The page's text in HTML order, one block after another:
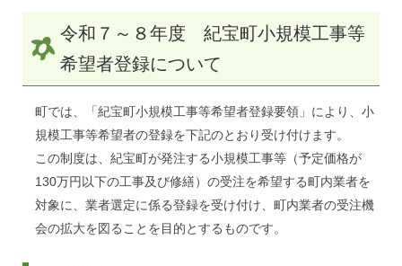
令和７～８年度 紀宝町小規模工事等
希望者登録について
町では、「紀宝町小規模工事等希望者登録要領」により、小
規模工事等希望者の登録を下記のとおり受け付けます。
この制度は、紀宝町が発注する小規模工事等（予定価格が
130万円以下の工事及び修繕）の受注を希望する町内業者を
対象に、業者選定に係る登録を受け付け、町内業者の受注機
会の拡大を図ることを目的とするものです。